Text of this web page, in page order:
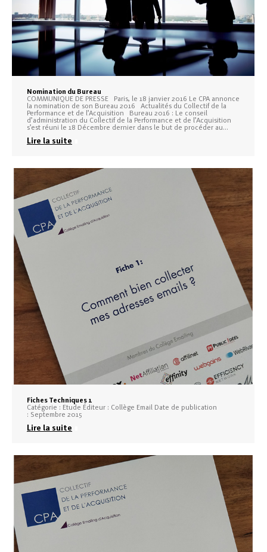
Nomination du Bureau
COMMUNIQUE DE PRESSE Paris, le 18 janvier 2016 Le CPA annonce
la nomination de son Bureau 2016 Actualités du Collectif de la
Performance et de l’Acquisition Bureau 2016 : Le conseil
d’administration du Collectif de la Performance et de l’Acquisition
s’est réuni le 18 Décembre dernier dans le but de procéder au…
Lire la suite
Fiches Techniques 1
Catégorie : Etude Éditeur : Collège Email Date de publication
: Septembre 2015
Lire la suite